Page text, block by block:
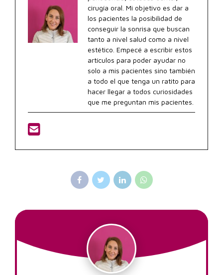
cirugía oral. Mi objetivo es dar a
los pacientes la posibilidad de
conseguir la sonrisa que buscan
tanto a nivel salud como a nivel
estético. Empecé a escribir estos
artículos para poder ayudar no
solo a mis pacientes sino también
a todo el que tenga un ratito para
hacer llegar a todos curiosidades
que me preguntan mis pacientes.